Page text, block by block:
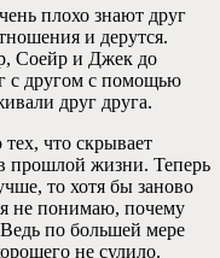
плохо знают друг
и дерутся.
Соейр и Джек до
с другом с помощью
друг друга.
что скрывает
прошлой жизни. Теперь
то хотя бы заново
я не понимаю, почему
по большей мере
не сулило.